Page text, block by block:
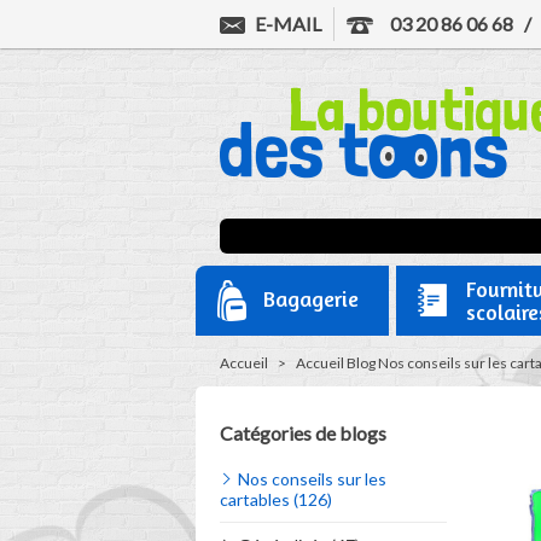
E-MAIL 03 20 86 06 68 /
Bagagerie
Accueil > Accueil BlogNos conseils sur les
Catégories de blogs
Nos conseils sur les
cartables (126)